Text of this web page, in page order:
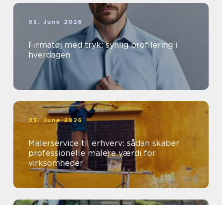
03. June 2026
Firmatøj med tryk: synlig profilering i
hverdagen
03. June 2026
Malerservice til erhverv: sådan skaber
professionelle malere værdi for
virksomheder